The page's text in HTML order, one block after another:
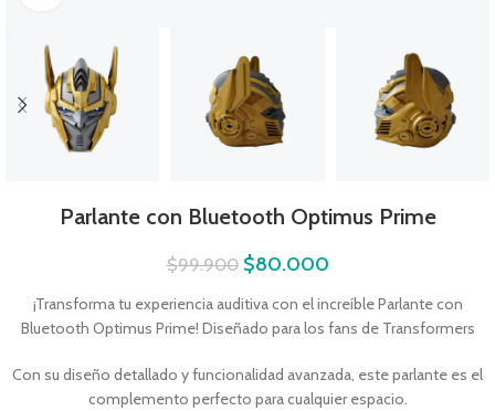
Parlante con Bluetooth Optimus Prime
$99.900 $80.000
¡Transforma tu experiencia auditiva con el increíble Parlante con
Bluetooth Optimus Prime! Diseñado para los fans de Transformers
Con su diseño detallado y funcionalidad avanzada, este parlante es el
complemento perfecto para cualquier espacio.